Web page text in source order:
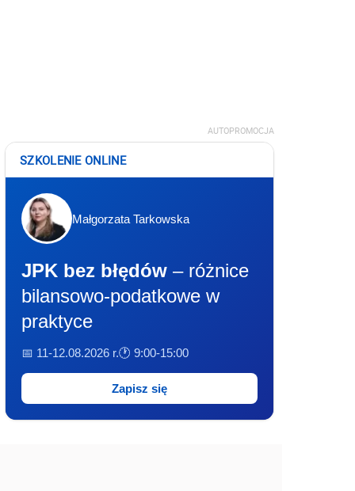
AUTOPROMOCJA
SZKOLENIE ONLINE
Małgorzata Tarkowska
JPK bez błędów – różnice
bilansowo-podatkowe w
praktyce
📅 11-12.08.2026 r.🕐 9:00-15:00
Zapisz się